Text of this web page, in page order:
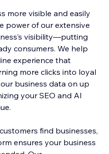
more visible and easily
power of our extensive
visibility—putting
consumers. We help
experience that
more clicks into loyal
business data on up
your SEO and AI
find businesses,
ensures your business